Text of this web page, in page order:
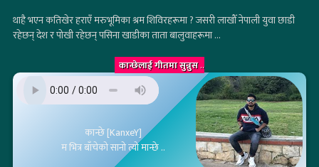
थाहै भएन कतिखेर हराएँ मरुभूमिका श्रम शिविरहरूमा ? जसरी लाखौँ नेपाली युवा छाडी
रहेछन् देश र पोखी रहेछन् पसिना खाडीका ताता बालुवाहरूमा ...
कान्छेलाई गीतमा सुन्नुस..
कान्छे [KanxeY]
म भित्र बाँचेको सानो त्यो मान्छे ..